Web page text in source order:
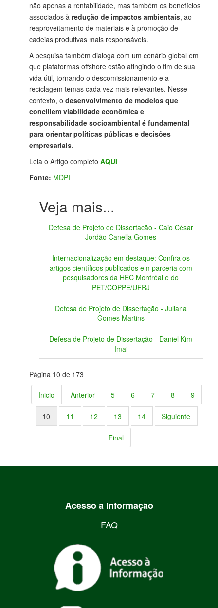
não apenas a rentabilidade, mas também os benefícios
associados à redução de impactos ambientais, ao
reaproveitamento de materiais e à promoção de
cadeias produtivas mais responsáveis.
A pesquisa também dialoga com um cenário global em
que plataformas offshore estão atingindo o fim de sua
vida útil, tornando o descomissionamento e a
reciclagem temas cada vez mais relevantes. Nesse
contexto, o desenvolvimento de modelos que
conciliem viabilidade econômica e
responsabilidade socioambiental é fundamental
para orientar políticas públicas e decisões
empresariais.
Leia o Artigo completo AQUI
Fonte: MDPI
Defesa de Projeto de Dissertação - Caio César
Jordão Canella Gomes
Internacionalização em destaque: Confira os
artigos científicos publicados em parceria com
pesquisadores da HEC Montréal e do
PET/COPPE/UFRJ
Defesa de Projeto de Dissertação - Juliana
Gomes Martins
Defesa de Projeto de Dissertação - Daniel Kim
Imai
Página 10 de 173
Inicio Anterior 5 6 7 8 9
10 11 12 13 14 Siguiente
Final
Acesso a Informação
FAQ